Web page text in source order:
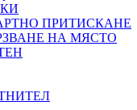
ПРИТИСКАНЕ
НА МЯСТО